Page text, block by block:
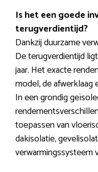
Is het een goede
terugverdientijd?
Dankzij duurzame
De terugverdientijd
jaar. Het exacte
model, de afwerklaag
In een grondig
toepassen van
dakisolatie,
verwarmingssysteem